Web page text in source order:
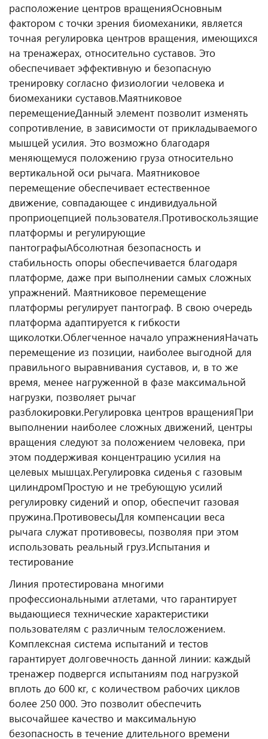
расположение центров вращенияОсновным
фактором с точки зрения биомеханики, является
точная регулировка центров вращения, имеющихся
на тренажерах, относительно суставов. Это
обеспечивает эффективную и безопасную
тренировку согласно физиологии человека и
биомеханики суставов.Маятниковое
перемещениеДанный элемент позволит изменять
сопротивление, в зависимости от прикладываемого
мышцей усилия. Это возможно благодаря
меняющемуся положению груза относительно
вертикальной оси рычага. Маятниковое
перемещение обеспечивает естественное
движение, совпадающее с индивидуальной
проприоцепцией пользователя.Противоскользящие
платформы и регулирующие
пантографыАбсолютная безопасность и
стабильность опоры обеспечивается благодаря
платформе, даже при выполнении самых сложных
упражнений. Маятниковое перемещение
платформы регулирует пантограф. В свою очередь
платформа адаптируется к гибкости
щиколотки.Облегченное начало упражненияНачать
перемещение из позиции, наиболее выгодной для
правильного выравнивания суставов, и, в то же
время, менее нагруженной в фазе максимальной
нагрузки, позволяет рычаг
разблокировки.Регулировка центров вращенияПри
выполнении наиболее сложных движений, центры
вращения следуют за положением человека, при
этом поддерживая концентрацию усилия на
целевых мышцах.Регулировка сиденья с газовым
цилиндромПростую и не требующую усилий
регулировку сидений и опор, обеспечит газовая
пружина.ПротивовесыДля компенсации веса
рычага служат противовесы, позволяя при этом
использовать реальный груз.Испытания и
тестирование
Линия протестирована многими
профессиональными атлетами, что гарантирует
выдающиеся технические характеристики
пользователям с различным телосложением.
Комплексная система испытаний и тестов
гарантирует долговечность данной линии: каждый
тренажер подвергся испытаниям под нагрузкой
вплоть до 600 кг, с количеством рабочих циклов
более 250 000. Это позволит обеспечить
высочайшее качество и максимальную
безопасность в течение длительного времени